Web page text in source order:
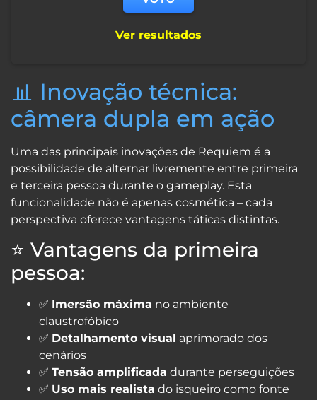
Ver resultados
📊 Inovação técnica:
câmera dupla em ação
Uma das principais inovações de Requiem é a
possibilidade de alternar livremente entre primeira
e terceira pessoa durante o gameplay. Esta
funcionalidade não é apenas cosmética – cada
perspectiva oferece vantagens táticas distintas.
⭐ Vantagens da primeira
pessoa:
✅ Imersão máxima no ambiente
claustrofóbico
✅ Detalhamento visual aprimorado dos
cenários
✅ Tensão amplificada durante perseguições
✅ Uso mais realista do isqueiro como fonte